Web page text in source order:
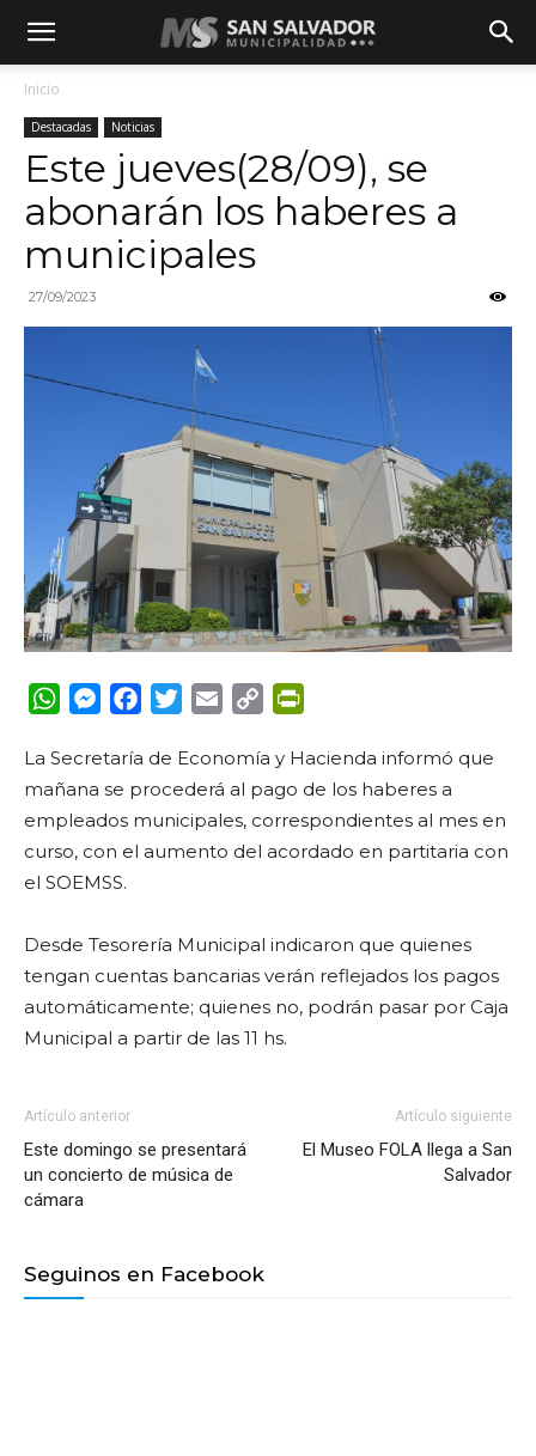
Inicio
Destacadas Noticias
Este jueves(28/09), se
abonarán los haberes a
municipales
27/09/2023
WhatsApp
Messenger
FacebookTwitterEmail Copy
La Secretaría de Economía y Hacienda informó que
mañana se procederá al pago de los haberes a
empleados municipales, correspondientes al mes en
curso, con el aumento del acordado en partitaria con
el SOEMSS.
Desde Tesorería Municipal indicaron que quienes
tengan cuentas bancarias verán reflejados los pagos
automáticamente; quienes no, podrán pasar por Caja
Municipal a partir de las 11 hs.
Artículo anterior
Este domingo se presentará
un concierto de música de
cámara
Artículo siguiente
El Museo FOLA llega a San
Salvador
Seguinos en Facebook